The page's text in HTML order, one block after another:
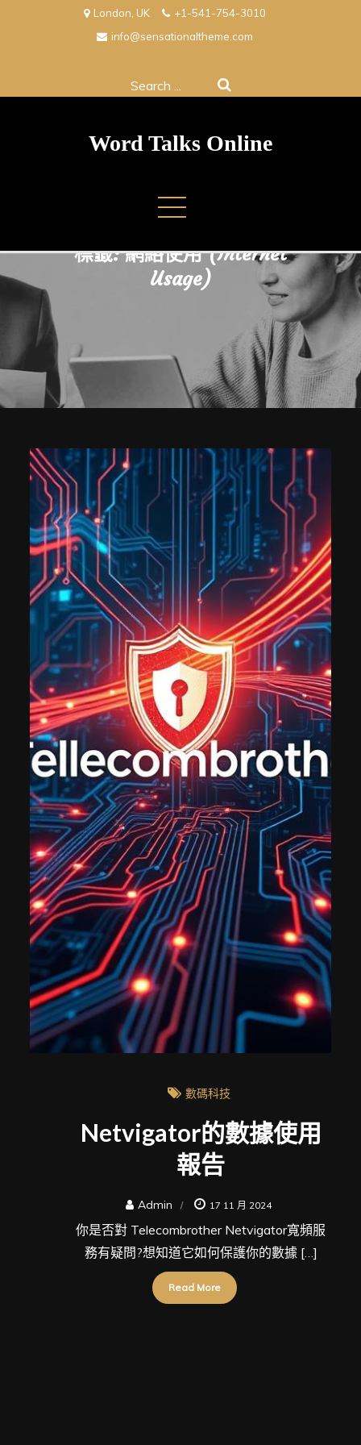
London, UK
+1-541-754-3010
info@sensationaltheme.com
Search
Word Talks Online
標籤:網絡使用 (Internet
Usage)
數碼科技
Netvigator的數據使用
報告
Admin 17 11 月 2024
你是否對 Telecombrother Netvigator寬頻服
務有疑問?想知道它如何保護你的數據 […]
Read More